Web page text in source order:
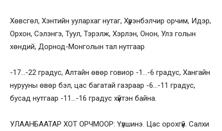
Хөвсгөл, Хэнтийн уулархаг нутаг, Хүрэнбэлчир орчим, Идэр,
Орхон, Сэлэнгэ, Туул, Тэрэлж, Хэрлэн, Онон, Улз голын
хөндий, Дорнод-Монголын тал нутгаар
-17…-22 градус, Алтайн өвөр говиор -1…-6 градус, Хангайн
нурууны өвөр бэл, цас багатай газраар -6…-11 градус,
бусад нутгаар -11…-16 градус хүйтэн байна.
УЛААНБААТАР ХОТ ОРЧМООР: Үүлшинэ. Цас орохгүй. Салхи